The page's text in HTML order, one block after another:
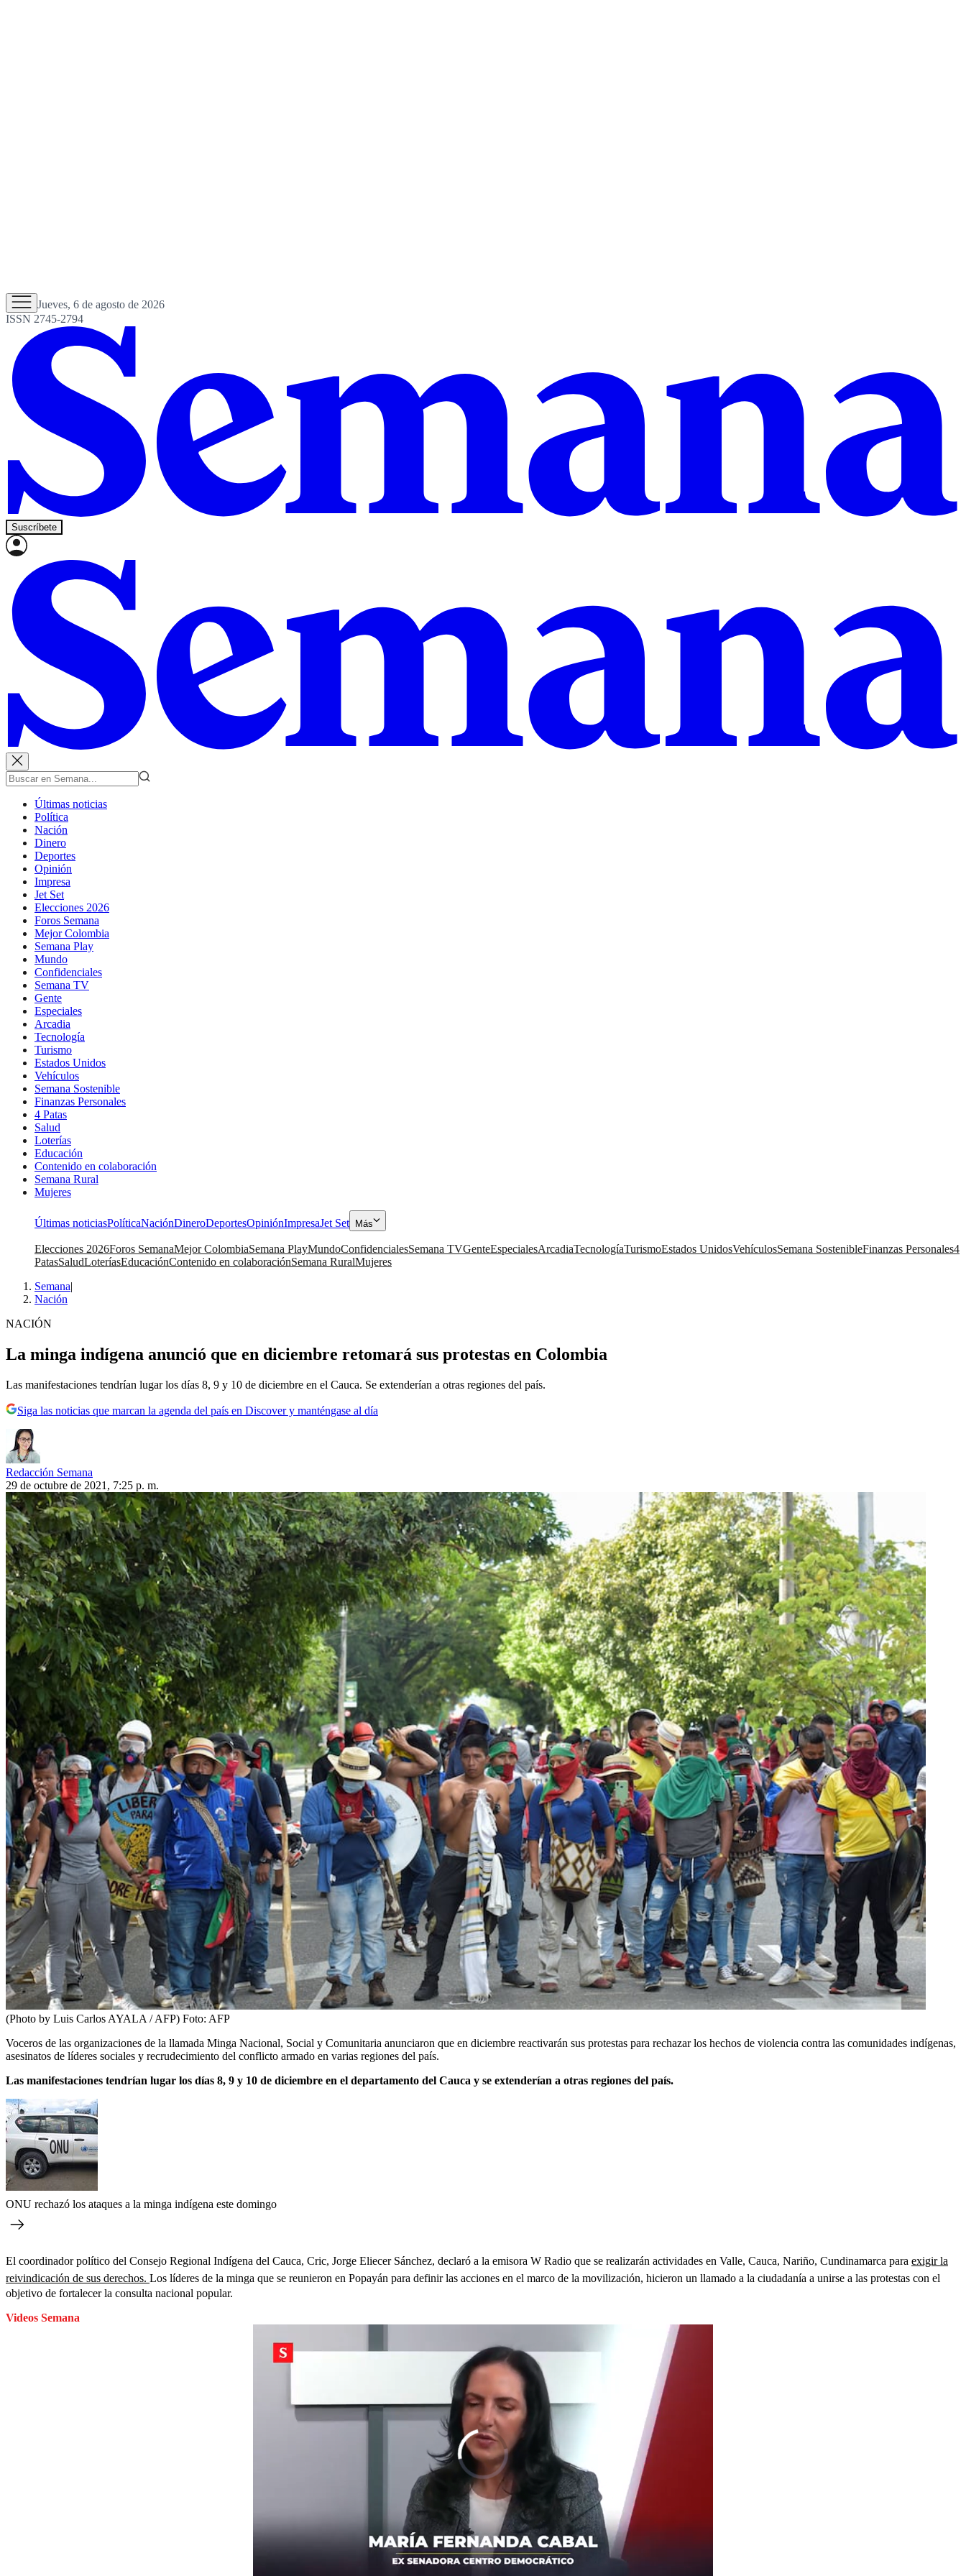
Jueves, 6 de agosto de 2026
ISSN 2745-2794
Suscríbete
Últimas noticias
Política
Nación
Dinero
Deportes
Opinión
Impresa
Jet Set
Elecciones 2026
Foros Semana
Mejor Colombia
Semana Play
Mundo
Confidenciales
Semana TV
Gente
Especiales
Arcadia
Tecnología
Turismo
Estados Unidos
Vehículos
Semana Sostenible
Finanzas Personales
4 Patas
Salud
Loterías
Educación
Contenido en colaboración
Semana Rural
Mujeres
Últimas noticiasPolíticaNaciónDineroDeportesOpiniónImpresaJet Set Más
Elecciones 2026Foros SemanaMejor ColombiaSemana PlayMundoConfidencialesSemana TVGenteEspecialesArcadiaTecnologíaTurismoEstados UnidosVehículosSemana SostenibleFinanzas Personales4
PatasSaludLoteríasEducaciónContenido en colaboraciónSemana RuralMujeres
Semana|
Nación
NACIÓN
La minga indígena anunció que en diciembre retomará sus protestas en Colombia
Las manifestaciones tendrían lugar los días 8, 9 y 10 de diciembre en el Cauca. Se extenderían a otras regiones del país.
Siga las noticias que marcan la agenda del país en Discover y manténgase al día
Redacción Semana
29 de octubre de 2021, 7:25 p. m.
(Photo by Luis Carlos AYALA / AFP) Foto: AFP
Voceros de las organizaciones de la llamada Minga Nacional, Social y Comunitaria anunciaron que en diciembre reactivarán sus protestas para rechazar los hechos de violencia contra las comunidades indígenas,
asesinatos de líderes sociales y recrudecimiento del conflicto armado en varias regiones del país.
Las manifestaciones tendrían lugar los días 8, 9 y 10 de diciembre en el departamento del Cauca y se extenderían a otras regiones del país.
ONU rechazó los ataques a la minga indígena este domingo
El coordinador político del Consejo Regional Indígena del Cauca, Cric, Jorge Eliecer Sánchez, declaró a la emisora W Radio que se realizarán actividades en Valle, Cauca, Nariño, Cundinamarca para exigir la
reivindicación de sus derechos. Los líderes de la minga que se reunieron en Popayán para definir las acciones en el marco de la movilización, hicieron un llamado a la ciudadanía a unirse a las protestas con el
objetivo de fortalecer la consulta nacional popular.
Videos Semana